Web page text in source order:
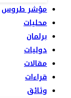
مؤشر طروس
محليات
برلمان
دوليات
مقالات
قراءات
وثائق